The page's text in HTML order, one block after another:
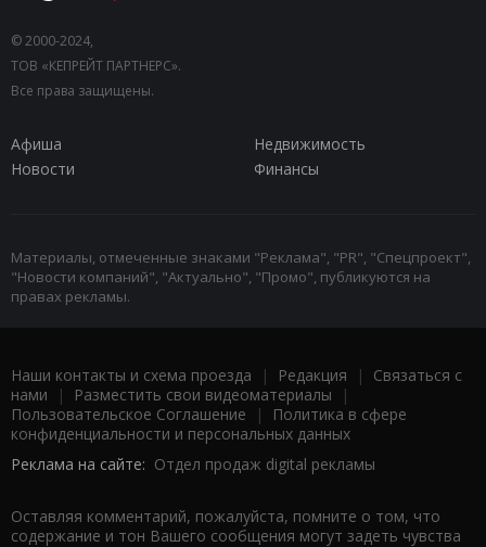
© 2000-2024,
ТОВ «КЕПРЕЙТ ПАРТНЕРС».
Все права защищены.
Афиша
Недвижимость
Новости
Финансы
Материалы, отмеченные знаками "Реклама", "PR", "Спецпроект",
"Новости компаний", "Актуально", "Промо", публикуются на
правах рекламы.
Наши контакты и схема проезда | Редакция | Связаться с
нами | Разместить свои видеоматериалы |
Пользовательское Соглашение |
Политика в сфере
конфиденциальности и персональных данных
Реклама на сайте: Отдел продаж digital рекламы
Оставляя комментарий, пожалуйста, помните о том, что
содержание и тон Вашего сообщения могут задеть чувства